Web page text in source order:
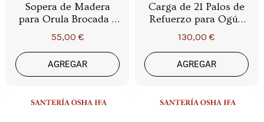
Sopera de Madera
para Orula Brocada –
Recipiente Ritual
Premium de Ifá para
Orunmila
55,00 €
AGREGAR
Carga de 21 Palos de
Refuerzo para Ogún
Tradicional y
Espiritual
130,00 €
AGREGAR